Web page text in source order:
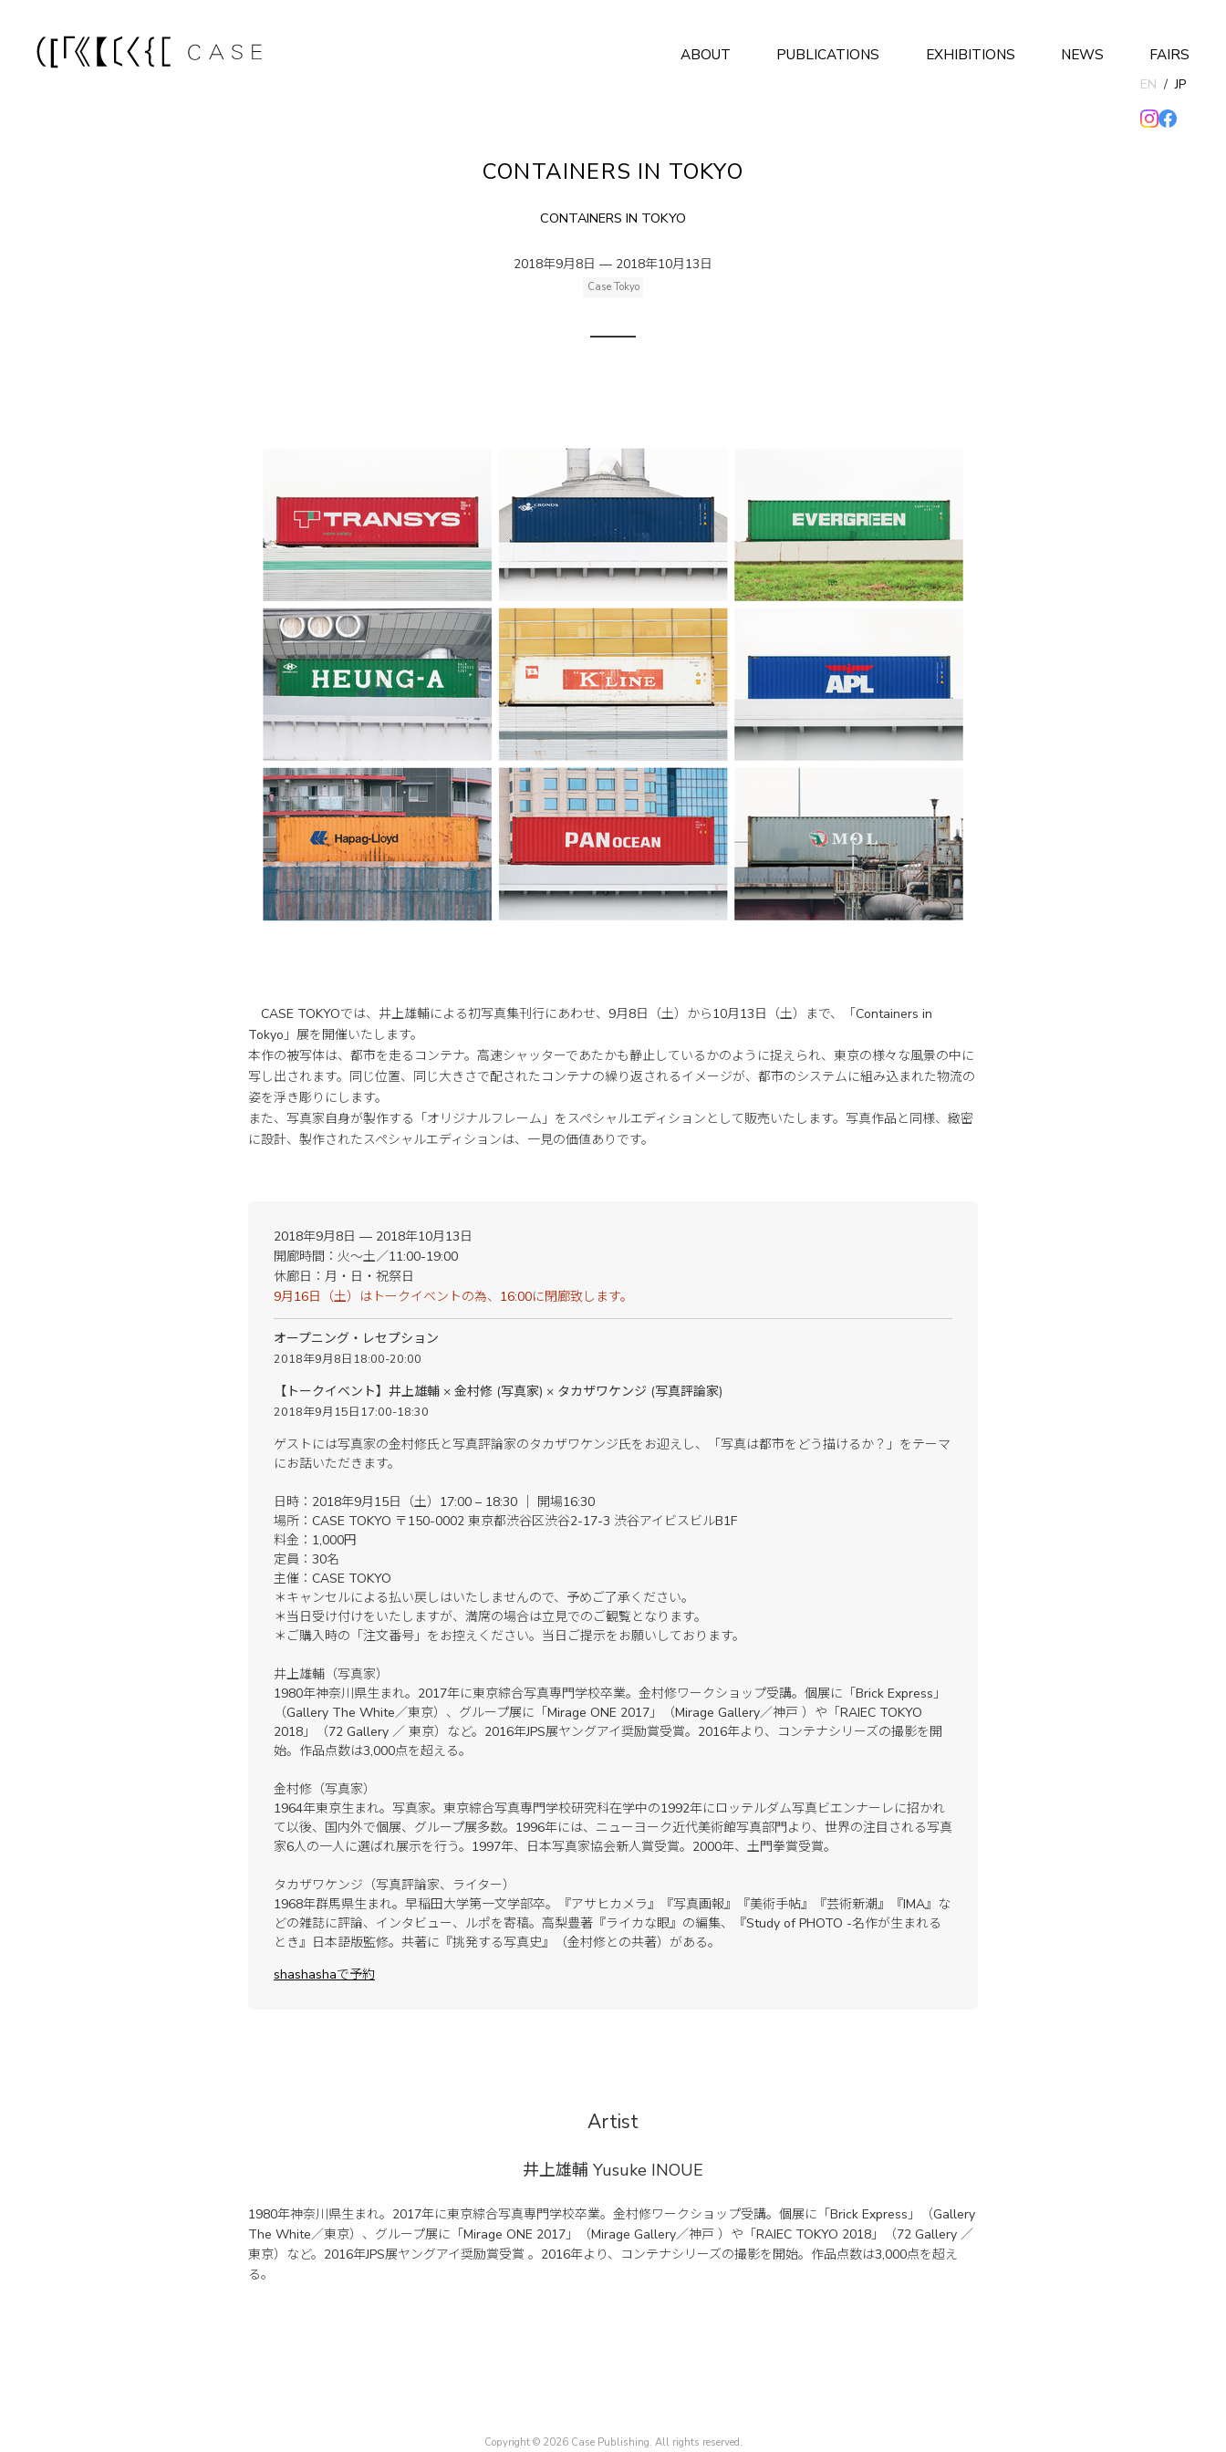
ABOUT PUBLICATIONS EXHIBITIONS NEWS FAIRS
EN / JP
CONTAINERS IN TOKYO
CONTAINERS IN TOKYO
2018年9月8日 — 2018年10月13日
Case Tokyo
CASE TOKYOでは、井上雄輔による初写真集刊行にあわせ、9月8日（土）から10月13日（土）まで、「Containers in
Tokyo」展を開催いたします。
本作の被写体は、都市を走るコンテナ。高速シャッターであたかも静止しているかのように捉えられ、東京の様々な風景の中に
写し出されます。同じ位置、同じ大きさで配されたコンテナの繰り返されるイメージが、都市のシステムに組み込まれた物流の
姿を浮き彫りにします。
また、写真家自身が製作する「オリジナルフレーム」をスペシャルエディションとして販売いたします。写真作品と同様、緻密
に設計、製作されたスペシャルエディションは、一見の価値ありです。
2018年9月8日 — 2018年10月13日
開廊時間：火〜土／11:00-19:00
休廊日：月・日・祝祭日
9月16日（土）はトークイベントの為、16:00に閉廊致します。
オープニング・レセプション
2018年9月8日18:00-20:00
【トークイベント】井上雄輔 × 金村修 (写真家) × タカザワケンジ (写真評論家)
2018年9月15日17:00-18:30
ゲストには写真家の金村修氏と写真評論家のタカザワケンジ氏をお迎えし、「写真は都市をどう描けるか？」をテーマ
にお話いただきます。
日時：2018年9月15日（土）17:00 – 18:30 ｜ 開場16:30
場所：CASE TOKYO 〒150-0002 東京都渋谷区渋谷2-17-3 渋谷アイビスビルB1F
料金：1,000円
定員：30名
主催：CASE TOKYO
＊キャンセルによる払い戻しはいたしませんので、予めご了承ください。
＊当日受け付けをいたしますが、満席の場合は立見でのご観覧となります。
＊ご購入時の「注文番号」をお控えください。当日ご提示をお願いしております。
井上雄輔（写真家）
1980年神奈川県生まれ。2017年に東京綜合写真専門学校卒業。金村修ワークショップ受講。個展に「Brick Express」
（Gallery The White／東京）、グループ展に「Mirage ONE 2017」（Mirage Gallery／神戸 ）や「RAIEC TOKYO
2018」（72 Gallery ／ 東京）など。2016年JPS展ヤングアイ奨励賞受賞。2016年より、コンテナシリーズの撮影を開
始。作品点数は3,000点を超える。
金村修（写真家）
1964年東京生まれ。写真家。東京綜合写真専門学校研究科在学中の1992年にロッテルダム写真ビエンナーレに招かれ
て以後、国内外で個展、グループ展多数。1996年には、ニューヨーク近代美術館写真部門より、世界の注目される写真
家6人の一人に選ばれ展示を行う。1997年、日本写真家協会新人賞受賞。2000年、土門拳賞受賞。
タカザワケンジ（写真評論家、ライター）
1968年群馬県生まれ。早稲田大学第一文学部卒。『アサヒカメラ』『写真画報』『美術手帖』『芸術新潮』『IMA』な
どの雑誌に評論、インタビュー、ルポを寄稿。高梨豊著『ライカな眼』の編集、『Study of PHOTO -名作が生まれる
とき』日本語版監修。共著に『挑発する写真史』（金村修との共著）がある。
shashashaで予約
Artist
井上雄輔 Yusuke INOUE
1980年神奈川県生まれ。2017年に東京綜合写真専門学校卒業。金村修ワークショップ受講。個展に「Brick Express」（Gallery
The White／東京）、グループ展に「Mirage ONE 2017」（Mirage Gallery／神戸 ）や「RAIEC TOKYO 2018」（72 Gallery ／
東京）など。2016年JPS展ヤングアイ奨励賞受賞 。2016年より、コンテナシリーズの撮影を開始。作品点数は3,000点を超え
る。
Copyright © 2026 Case Publishing. All rights reserved.